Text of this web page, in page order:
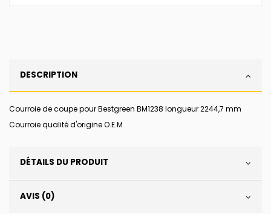
DESCRIPTION
Courroie de coupe pour Bestgreen BM1238 longueur 2244,7 mm
Courroie qualité d'origine O.E.M
DÉTAILS DU PRODUIT
AVIS (0)